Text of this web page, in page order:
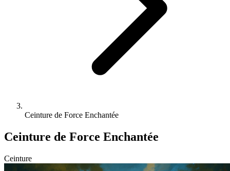
Ceinture de Force Enchantée
Ceinture de Force Enchantée
Ceinture